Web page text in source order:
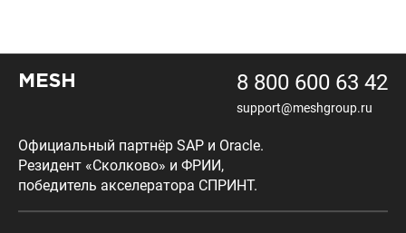
MESH 8 800 600 63 42
support@meshgroup.ru
Официальный партнёр SAP и Oracle.
Резидент «Сколково» и ФРИИ,
победитель акселератора СПРИНТ.